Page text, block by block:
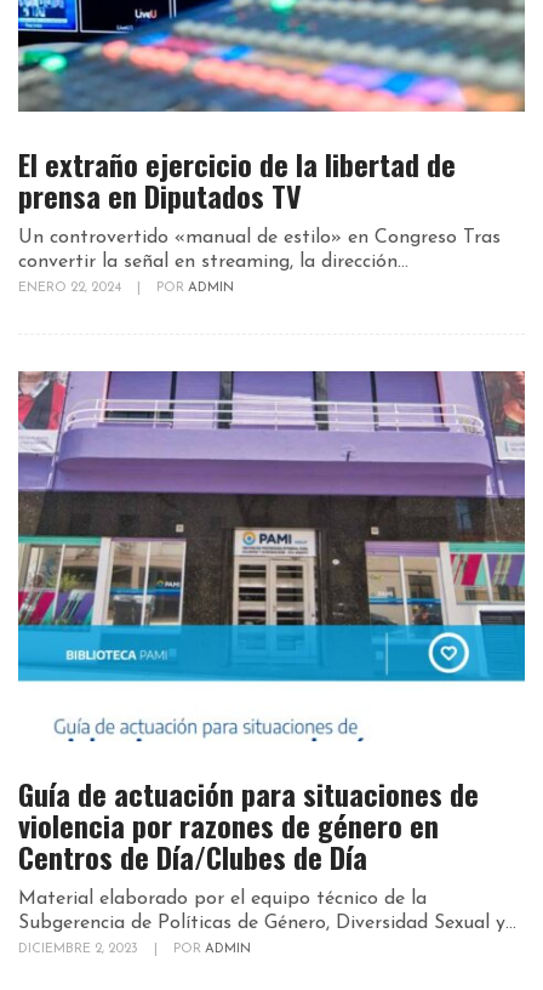
El extraño ejercicio de la libertad de
prensa en Diputados TV
Un controvertido «manual de estilo» en Congreso Tras
convertir la señal en streaming, la dirección...
ENERO 22, 2024 POR ADMIN
Guía de actuación para situaciones de
violencia por razones de género en
Centros de Día/Clubes de Día
Material elaborado por el equipo técnico de la
Subgerencia de Políticas de Género, Diversidad Sexual y...
DICIEMBRE 2, 2023 POR ADMIN